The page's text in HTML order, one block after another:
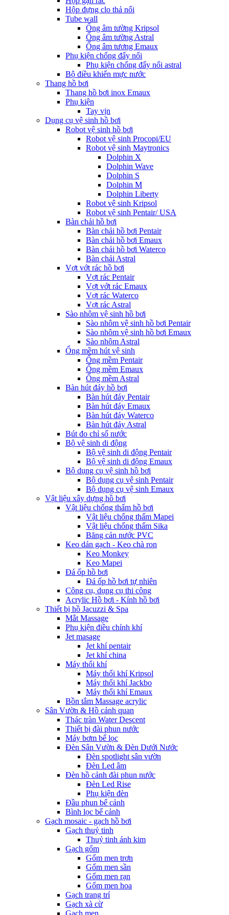
Hộp đựng clo thả nổi
Tube wall
Ống âm tường Kripsol
Ống âm tường Astral
Ống âm tương Emaux
Phụ kiện chống đẩy nổi
Phụ kiện chống đẩy nổi astral
Bộ điều khiển mực nước
Thang hồ bơi
Thang hồ bơi inox Emaux
Phụ kiện
Tay vịn
Dụng cụ vệ sinh hồ bơi
Robot vệ sinh hồ bơi
Robot vệ sinh Procopi/EU
Robot vệ sinh Maytronics
Dolphin X
Dolphin Wave
Dolphin S
Dolphin M
Dolphin Liberty
Robot vệ sinh Kripsol
Robot vệ sinh Pentair/ USA
Bàn chải hồ bơi
Bàn chải hồ bơi Pentair
Bàn chải hồ bơi Emaux
Bàn chải hồ bơi Waterco
Bàn chải Astral
Vợt vớt rác hồ bơi
Vợt rác Pentair
Vợt vớt rác Emaux
Vợt rác Waterco
Vợt rác Astral
Sào nhôm vệ sinh hồ bơi
Sào nhôm vệ sinh hồ bơi Pentair
Sào nhôm vệ sinh hồ bơi Emaux
Sào nhôm Astral
Ống mềm hút vệ sinh
Ống mềm Pentair
Ống mềm Emaux
Ống mềm Astral
Bàn hút đáy hồ bơi
Bàn hút đáy Pentair
Bàn hút đáy Emaux
Bàn hút đáy Waterco
Bàn hút đáy Astral
Bút đo chỉ số nước
Bộ vệ sinh di động
Bộ vệ sinh di động Pentair
Bộ vệ sinh di động Emaux
Bộ dụng cụ vệ sinh hồ bơi
Bộ dụng cụ vệ sinh Pentair
Bộ dụng cụ vệ sinh Emaux
Vật liệu xây dựng hồ bơi
Vật liệu chống thấm hồ bơi
Vật liệu chống thấm Mapei
Vật liệu chống thấm Sika
Băng cản nước PVC
Keo dán gạch - Keo chà ron
Keo Monkey
Keo Mapei
Đá ốp hồ bơi
Đá ốp hồ bơi tự nhiên
Công cụ, dụng cụ thi công
Acrylic Hồ bơi - Kính hồ bơi
Thiết bị hồ Jacuzzi & Spa
Mắt Massage
Phụ kiện điều chỉnh khí
Jet masage
Jet khí pentair
Jet khí china
Máy thổi khí
Máy thổi khí Kripsol
Máy thổi khí Jackbo
Máy thổi khí Emaux
Bồn tắm Massage acrylic
Sân Vườn & Hồ cảnh quan
Thác tràn Water Descent
Thiết bị đài phun nước
Máy bơm bể lọc
Đèn Sân Vườn & Đèn Dưới Nước
Đèn spotlight sân vườn
Đèn Led âm
Đèn hồ cảnh đài phun nước
Đèn Led Rise
Phụ kiện đèn
Đầu phun bể cảnh
Bình lọc bể cảnh
Gạch mosaic - gạch hồ bơi
Gạch thuỷ tinh
Thuỷ tinh ánh kim
Gạch gốm
Gốm men trơn
Gốm men sần
Gốm men rạn
Gốm men hoa
Gạch trang trí
Gạch xà cừ
Gạch men